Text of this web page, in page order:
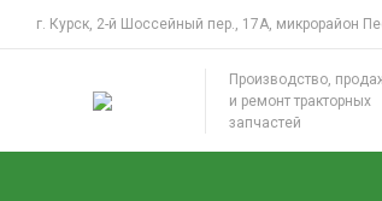
г. Курск, 2-й Шоссейный пер., 17А, микрорайон
Производство,
и ремонт тракторных
запчастей